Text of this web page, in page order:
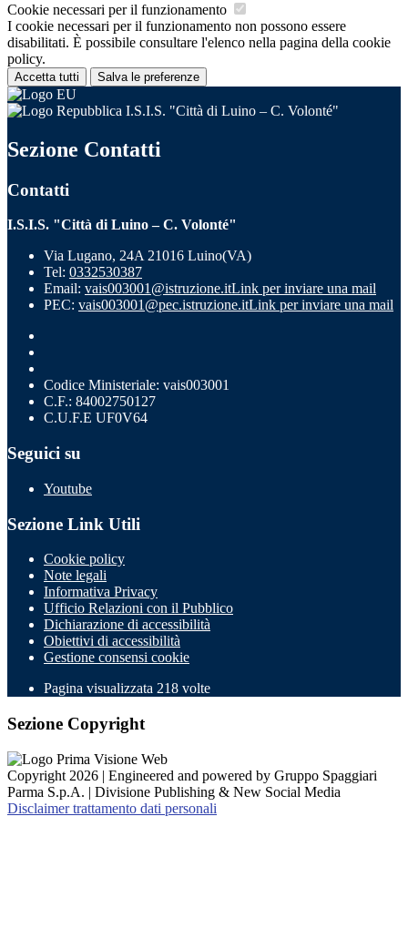
Cookie necessari per il funzionamento
I cookie necessari per il funzionamento non possono essere
disabilitati. È possibile consultare l'elenco nella pagina della cookie
policy.
Accetta tutti Salva le preferenze
I.S.I.S. "Città di Luino – C. Volonté"
Sezione Contatti
Contatti
I.S.I.S. "Città di Luino – C. Volonté"
Via Lugano, 24A 21016 Luino(VA)
Tel: 0332530387
Email: vais003001@istruzione.itLink per inviare una mail
PEC: vais003001@pec.istruzione.itLink per inviare una mail
Codice Ministeriale: vais003001
C.F.: 84002750127
C.U.F.E UF0V64
Seguici su
Youtube
Sezione Link Utili
Cookie policy
Note legali
Informativa Privacy
Ufficio Relazioni con il Pubblico
Dichiarazione di accessibilità
Obiettivi di accessibilità
Gestione consensi cookie
Pagina visualizzata 218 volte
Sezione Copyright
Copyright 2026 | Engineered and powered by Gruppo Spaggiari
Parma S.p.A. | Divisione Publishing & New Social Media
Disclaimer trattamento dati personali